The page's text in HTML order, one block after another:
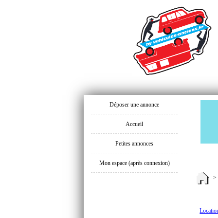
Déposer une annonce
Accueil
Petites annonces
Mon espace (après connexion)
>